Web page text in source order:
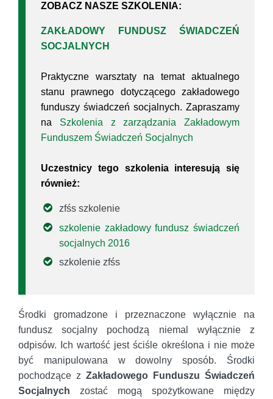
ZOBACZ NASZE SZKOLENIA:
ZAKŁADOWY FUNDUSZ ŚWIADCZEŃ
SOCJALNYCH
Praktyczne warsztaty na temat aktualnego
stanu prawnego dotyczącego zakładowego
funduszy świadczeń socjalnych. Zapraszamy
na Szkolenia z zarządzania Zakładowym
Funduszem Świadczeń Socjalnych
Uczestnicy tego szkolenia interesują się
również:
zfśs szkolenie
szkolenie zakładowy fundusz świadczeń
socjalnych 2016
szkolenie zfśs
Środki gromadzone i przeznaczone wyłącznie na
fundusz socjalny pochodzą niemal wyłącznie z
odpisów. Ich wartość jest ściśle określona i nie może
być manipulowana w dowolny sposób. Środki
pochodzące z Zakładowego Funduszu Świadczeń
Socjalnych zostać mogą spożytkowane między